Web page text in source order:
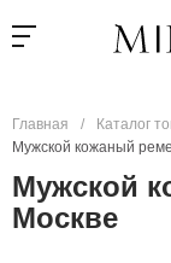
Главная / Каталог
Мужской кожаный
Мужской
Москве